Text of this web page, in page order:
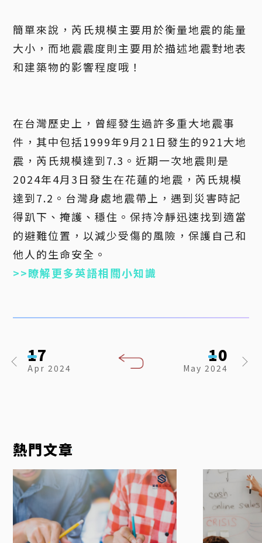
簡單來說，芮氏規模主要用於衡量地震的能量
大小，而地震震度則主要用於描述地震對地表
和建築物的影響程度哦！
在台灣歷史上，曾經發生過許多重大地震事
件，其中包括1999年9月21日發生的921大地
震，芮氏規模達到7.3。近期一次地震則是
2024年4月3日發生在花蓮的地震，芮氏規模
達到7.2。台灣身處地震帶上，遇到災害時記
得趴下、掩護、穩住。保持冷靜迅速找到適當
的避難位置，以減少受傷的風險，保護自己和
他人的生命安全。
>>瞭解更多英語相關小知識
17
Apr 2024
10
May 2024
熱門文章